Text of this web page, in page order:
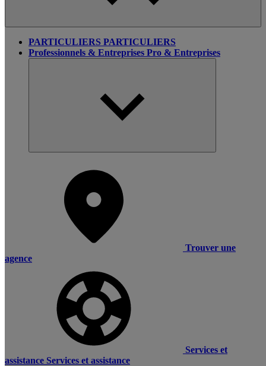
PARTICULIERS PARTICULIERS
Professionnels & Entreprises Pro & Entreprises
Trouver une
agence
Services et
assistance Services et assistance